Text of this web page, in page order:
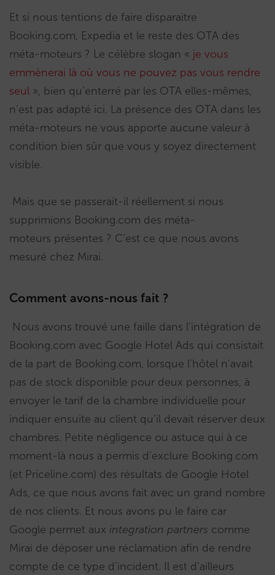
Et si nous tentions de faire disparaitre
Booking.com, Expedia et le reste des OTA des
méta-moteurs ? Le célèbre slogan « je vous
emmènerai là où vous ne pouvez pas vous rendre
seul », bien qu’enterré par les OTA elles-mêmes,
n’est pas adapté ici. La présence des OTA dans les
méta-moteurs ne vous apporte aucune valeur à
condition bien sûr que vous y soyez directement
visible.
Mais que se passerait-il réellement si nous
supprimions Booking.com des méta-
moteurs présentes ? C’est ce que nous avons
mesuré chez Mirai.
Comment avons-nous fait ?
Nous avons trouvé une faille dans l’intégration de
Booking.com avec Google Hotel Ads qui consistait
de la part de Booking.com, lorsque l’hôtel n’avait
pas de stock disponible pour deux personnes, à
envoyer le tarif de la chambre individuelle pour
indiquer ensuite au client qu’il devait réserver deux
chambres. Petite négligence ou astuce qui à ce
moment-là nous a permis d’exclure Booking.com
(et Priceline.com) des résultats de Google Hotel
Ads, ce que nous avons fait avec un grand nombre
de nos clients. Et nous avons pu le faire car
Google permet aux integration partners comme
Mirai de déposer une réclamation afin de rendre
compte de ce type d’incident. Il est d’ailleurs